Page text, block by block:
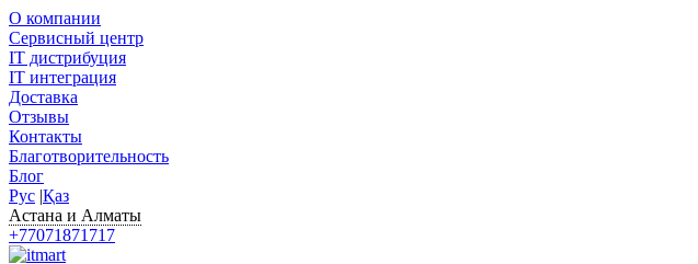
О компании
Сервисный центр
IT дистрибуция
IT интеграция
Доставка
Отзывы
Контакты
Благотворительность
Блог
Рус |Қаз
Астана и Алматы
+77071871717